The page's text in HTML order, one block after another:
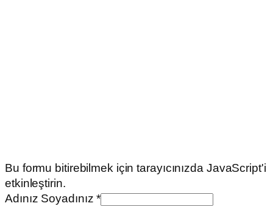
Bu formu bitirebilmek için tarayıcınızda JavaScript'i
etkinleştirin.
Adınız Soyadınız*